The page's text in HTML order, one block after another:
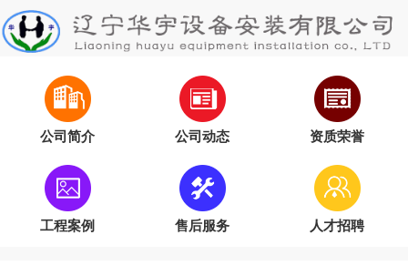
公司简介 公司动态 资质荣誉
工程案例 售后服务 人才招聘